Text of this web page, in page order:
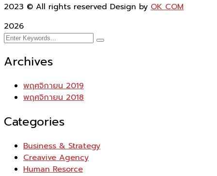
2023 © All rights reserved Design by OK COM
2026
Archives
พฤศจิกายน 2019
พฤศจิกายน 2018
Categories
Business & Strategy
Creavive Agency
Human Resorce